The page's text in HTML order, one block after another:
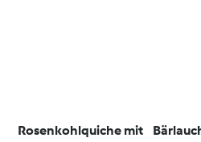
Rosenkohlquiche mit